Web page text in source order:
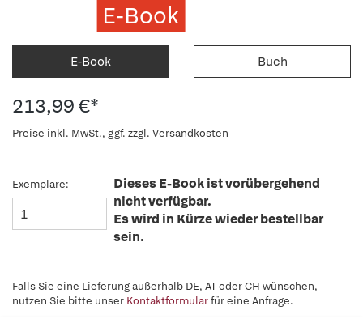
E-Book
E-Book Buch
213,99 €*
Preise inkl. MwSt., ggf. zzgl. Versandkosten
Exemplare:
Dieses E-Book ist vorübergehend
nicht verfügbar.
Es wird in Kürze wieder bestellbar
sein.
Falls Sie eine Lieferung außerhalb DE, AT oder CH wünschen,
nutzen Sie bitte unser Kontaktformularfür eine Anfrage.